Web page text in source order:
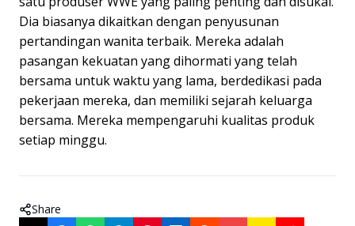
Dia biasanya dikaitkan dengan penyusunan
pertandingan wanita terbaik. Mereka adalah
pasangan kekuatan yang dihormati yang telah
bersama untuk waktu yang lama, berdedikasi pada
pekerjaan mereka, dan memiliki sejarah keluarga
bersama. Mereka mempengaruhi kualitas produk
setiap minggu.
Share